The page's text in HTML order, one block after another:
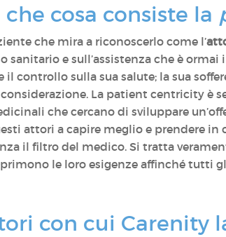
cosa consiste la
che mira a riconoscerlo come l’
sanitario e sull’assistenza che è
il controllo sulla sua salute; la sua
La patient centricity è
che cercano di sviluppare
attori a capire meglio e prendere in
il filtro del medico. Si tratta
le loro esigenze affinché tutti
con cui Carenity